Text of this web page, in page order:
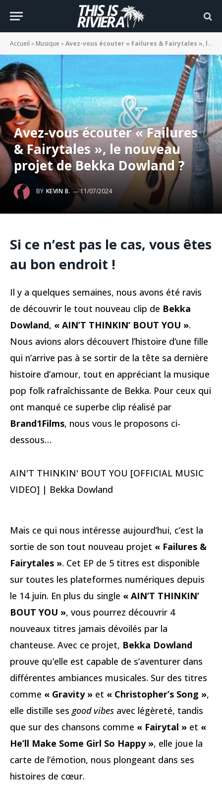
Accueil » Musique »Avez-vous écouter « Failures & Fairytales », le nouveau projet de Bekka Dowland ?
Avez-vous écouter « Failures
& Fairytales », le nouveau
projet de Bekka Dowland ?
BY KEVIN B. 11/07/2024
Si ce n’est pas le cas, vous êtes
au bon endroit !
Il y a quelques semaines, nous avons été ravis
de découvrir le tout nouveau clip de Bekka
Dowland, « AIN’T THINKIN’ BOUT YOU ».
Nous avions alors découvert l’histoire d’une fille
qui n’arrive pas à se sortir de la tête sa dernière
histoire d’amour, tout en appréciant la musique
pop folk rafraîchissante de Bekka. Pour ceux qui
ont manqué ce superbe clip réalisé par
Brand1Films, nous vous le proposons ci-
dessous…
AIN'T THINKIN' BOUT YOU [OFFICIAL MUSIC
VIDEO] | Bekka Dowland
Mais ce qui nous intéresse aujourd’hui, c’est la
sortie de son tout nouveau projet « Failures &
Fairytales ». Cet EP de 5 titres est disponible
sur toutes les plateformes numériques depuis
le 14 juin. En plus du single « AIN’T THINKIN’
BOUT YOU », vous pourrez découvrir 4
nouveaux titres jamais dévoilés par la
chanteuse. Avec ce projet, Bekka Dowland
prouve qu’elle est capable de s’aventurer dans
différentes ambiances musicales. Sur des titres
comme « Gravity » et « Christopher’s Song »,
elle distille ses good vibes avec légèreté, tandis
que sur des chansons comme « Fairytal » et «
He’ll Make Some Girl So Happy », elle joue la
carte de l’émotion, nous plongeant dans ses
histoires de cœur.